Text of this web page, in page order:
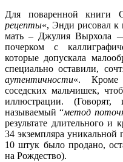
Для поваренной книги
рецепты«, Энди рисовал к
мать – Джулия Вырхола
почерком с
которые допускала
специально оставили,
аутентичности«. Кроме
соседских мальчишек,
иллюстрации.
называемый “метод
результате длительного и
34 экземпляра
10 штук было продано,
на Рождество).